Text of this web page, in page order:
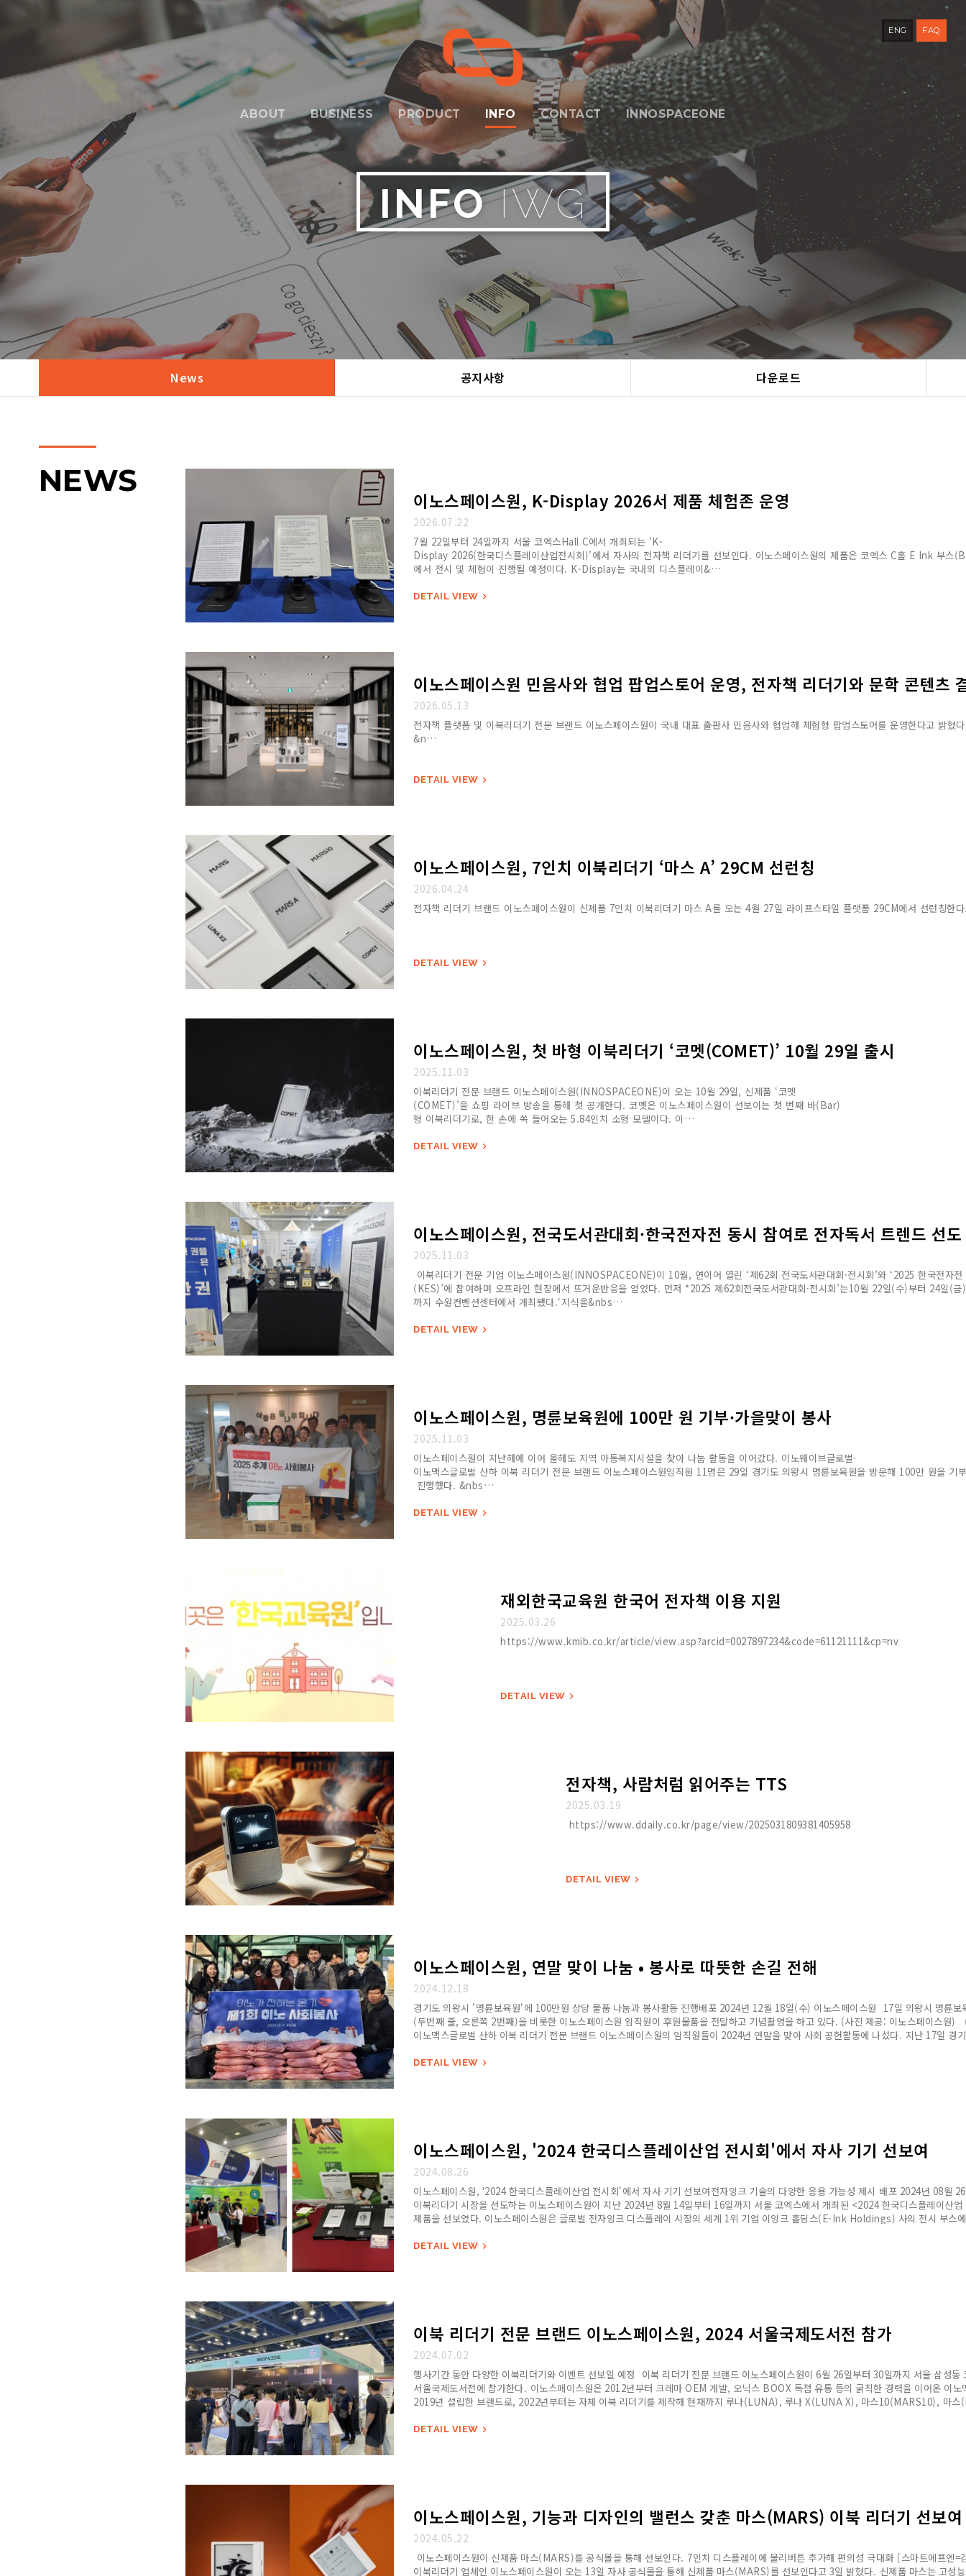
ABOUT BUSINESS PRODUCT INFO CONTACT INNOSPACEONE
ENG FAQ
INFOIWG
News 공지사항 다운로드
NEWS
이노스페이스원, K-Display 2026서 제품 체험존 운영
2026.07.22
7월 22일부터 24일까지 서울 코엑스Hall C에서 개최되는 'K-
Display 2026(한국디스플레이산업전시회)'에서 자사의 전자책 리더기를 선보인다. 이노스페이스원의 제품은 ​코엑스 C홀 E Ink 부스
에서 전시 및 체험이 진행될 예정이다. K-Display는 국내외 디스플레이&…
DETAIL VIEW 
이노스페이스원 민음사와 협업 팝업스토어 운영, 전자책 리더기와 문학 콘텐츠
2026.05.13
전자책 플랫폼 및 이북리더기 전문 브랜드 이노스페이스원이 국내 대표 출판사 민음사와 협업해 체험형 팝업스토어를 운영한다고 밝
&n…
DETAIL VIEW 
이노스페이스원, 7인치 이북리더기 ‘마스 A’ 29CM 선런칭
2026.04.24
전자책 리더기 브랜드 이노스페이스원이 신제품 7인치 이북리더기 마스 A를 오는 4월 27일 라이프스타일 플랫폼 29CM에서 선런칭
DETAIL VIEW 
이노스페이스원, 첫 바형 이북리더기 ‘코멧(COMET)’ 10월 29일 출시
2025.11.03
이북리더기 전문 브랜드 이노스페이스원(INNOSPACEONE)이 오는 10월 29일, 신제품 ‘코멧
(COMET)’을 쇼핑 라이브 방송을 통해 첫 공개한다. 코멧은 이노스페이스원이 선보이는 첫 번째 바(Bar)
형 이북리더기로, 한 손에 쏙 들어오는 5.84인치 소형 모델이다. 이…
DETAIL VIEW 
이노스페이스원, 전국도서관대회·한국전자전 동시 참여로 전자독서 트렌드 선도
2025.11.03
이북리더기 전문 기업 이노스페이스원(INNOSPACEONE)이 10월, 연이어 열린 ‘제62회 전국도서관대회·전시회’와 ‘2025 한국전자전
(KES)’에 참여하며 오프라인 현장에서 뜨거운반응을 얻었다. 먼저 *2025 제62회전국도서관대회·전시회’는10월 22일(수)부터 24일(금)
까지 수원컨벤션센터에서 개최됐다.‘지식을&nbs…
DETAIL VIEW 
이노스페이스원, 명륜보육원에 100만 원 기부·가을맞이 봉사
2025.11.03
이노스페이스원이 지난해에 이어 올해도 지역 아동복지시설을 찾아 나눔 활동을 이어갔다. 이노웨이브글로벌·
이노맥스글로벌 산하 이북 리더기 전문 브랜드 이노스페이스원임직원 11명은 29일 경기도 의왕시 명륜보육원을 방문해 100만 원을 기
진행했다. &nbs…
DETAIL VIEW 
재외한국교육원 한국어 전자책 이용 지원
2025.03.26
https://www.kmib.co.kr/article/view.asp?arcid=0027897234&code=61121111&cp=nv
DETAIL VIEW 
전자책, 사람처럼 읽어주는 TTS
2025.03.19
https://www.ddaily.co.kr/page/view/2025031809381405958
DETAIL VIEW 
이노스페이스원, 연말 맞이 나눔 • 봉사로 따뜻한 손길 전해
2024.12.18
경기도 의왕시 '명륜보육원'에 100만원 상당 물품 나눔과 봉사활동 진행배포 2024년 12월 18일(수) 이노스페이스원 17일 의왕시 명륜보
(두번째 줄, 오른쪽 2번째)을 비롯한 이노스페이스원 임직원이 후원물품을 전달하고 기념촬영을 하고 있다. (사진 제공: 이노스페이스원
이노맥스글로벌 산하 이북 리더기 전문 브랜드 이노스페이스원의 임직원들이 2024년 연말을 맞아 사회 공헌활동에 나섰다. 지난 17일 경
DETAIL VIEW 
이노스페이스원, '2024 한국디스플레이산업 전시회'에서 자사 기기 선보여
2024.08.26
이노스페이스원, '2024 한국디스플레이산업 전시회'에서 자사 기기 선보여전자잉크 기술의 다양한 응용 가능성 제시 배포 2024년 08월
이북리더기 시장을 선도하는 이노스페이스원이 지난 2024년 8월 14일부터 16일까지 서울 코엑스에서 개최된 <2024 한국디스플레이산
제품을 선보였다. 이노스페이스원은 글로벌 전자잉크 디스플레이 시장의 세계 1위 기업 이잉크 홀딩스(E-Ink Holdings) 사의 전시 부스
DETAIL VIEW 
이북 리더기 전문 브랜드 이노스페이스원, 2024 서울국제도서전 참가
2024.07.02
행사기간 동안 다양한 이북리더기와 이벤트 선보일 예정 이북 리더기 전문 브랜드 이노스페이스원이 6월 26일부터 30일까지 서울 삼성동
서울국제도서전에 참가한다. 이노스페이스원은 2012년부터 크레마 OEM 개발, 오닉스 BOOX 독점 유통 등의 굵직한 경력을 이어온 이노
2019년 설립한 브랜드로, 2022년부터는 자체 이북 리더기를 제작해 현재까지 루나(LUNA), 루나 X(LUNA X), 마스10(MARS10), 마스
DETAIL VIEW 
이노스페이스원, 기능과 디자인의 밸런스 갖춘 마스(MARS) 이북 리더기 선보여
2024.05.22
이노스페이스원이 신제품 마스(MARS)를 공식몰을 통해 선보인다. 7인치 디스플레이에 물리버튼 추가해 편의성 극대화 [스마트에프엔=
이북리더기 업체인 이노스페이스원이 오는 13일 자사 공식몰을 통해 신제품 마스(MARS)를 선보인다고 3일 밝혔다. 신제품 마스는 고성